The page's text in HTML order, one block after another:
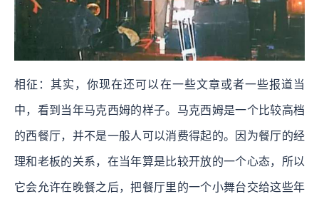
相征：其实，你现在还可以在一些文章或者一些报道当
中，看到当年马克西姆的样子。马克西姆是一个比较高档
的西餐厅，并不是一般人可以消费得起的。因为餐厅的经
理和老板的关系，在当年算是比较开放的一个心态，所以
它会允许在晚餐之后，把餐厅里的一个小舞台交给这些年